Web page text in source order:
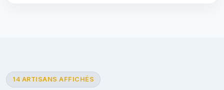
14 ARTISANS AFFICHÉS